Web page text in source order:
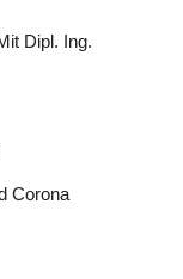
Dipl. Ing.
Corona